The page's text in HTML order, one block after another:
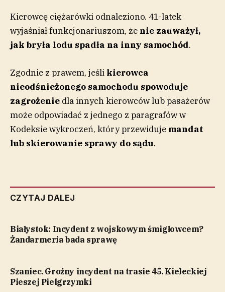
Kierowcę ciężarówki odnaleziono. 41-latek
wyjaśniał funkcjonariuszom, że nie zauważył,
jak bryła lodu spadła na inny samochód.
Zgodnie z prawem, jeśli kierowca
nieodśnieżonego samochodu spowoduje
zagrożenie dla innych kierowców lub pasażerów
może odpowiadać z jednego z paragrafów w
Kodeksie wykroczeń, który przewiduje mandat
lub skierowanie sprawy do sądu.
CZYTAJ DALEJ
Białystok: Incydent z wojskowym śmigłowcem?
Żandarmeria bada sprawę
Szaniec. Groźny incydent na trasie 45. Kieleckiej
Pieszej Pielgrzymki